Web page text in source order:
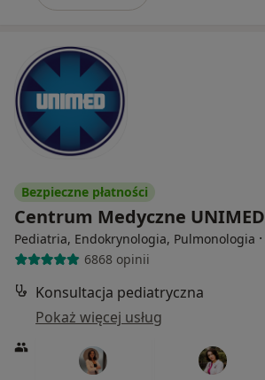
Bezpieczne płatności
Centrum Medyczne UNIMED
Pediatria, Endokrynologia, Pulmonologia ·
6868 opinii
Konsultacja pediatryczna
Pokaż więcej usług